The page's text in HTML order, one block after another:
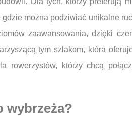
można podziwiać unikalne
zaawansowania, dzięki
tym szlakom, która
którzy chcą
wybrzeża?